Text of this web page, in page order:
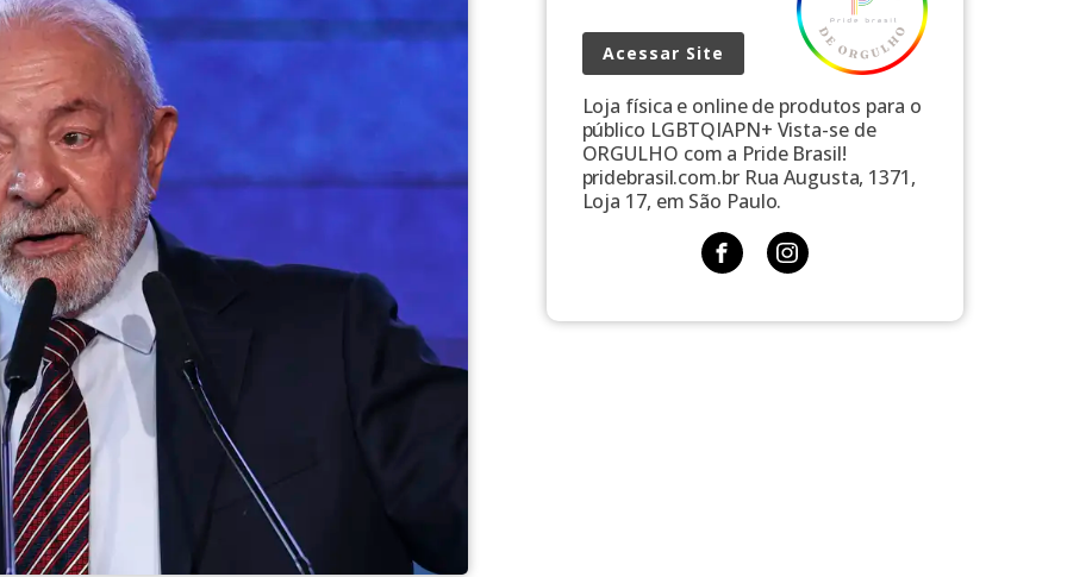
Acessar Site
Loja física e online de produtos para o
público LGBTQIAPN+ Vista-se de
ORGULHO com a Pride Brasil!
pridebrasil.com.br Rua Augusta, 1371,
Loja 17, em São Paulo.